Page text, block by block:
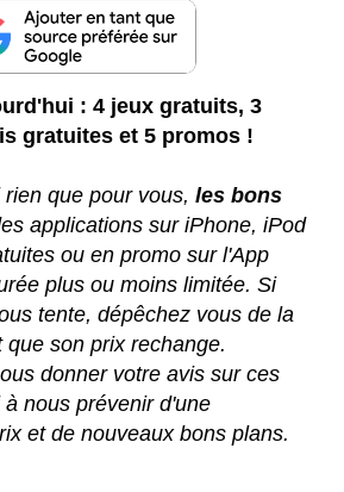
: 4 jeux gratuits, 3
gratuites et 5 promos !
rien que pour vous,les bons
applications sur iPhone, iPod
ou en promo sur l'App
plus ou moins limitée. Si
tente, dépêchez vous de la
son prix rechange.
donner votre avis sur ces
nous prévenir d'une
et de nouveaux bons plans.